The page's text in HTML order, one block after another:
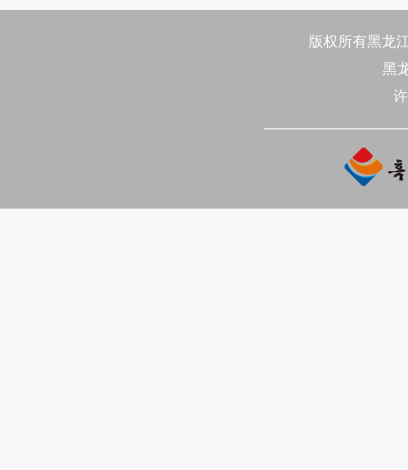
병, 영양 상태 등에 영향을 받아 개체별 모발
리는 되돌릴 수 없게 된다.
版权所有黑龙
黑